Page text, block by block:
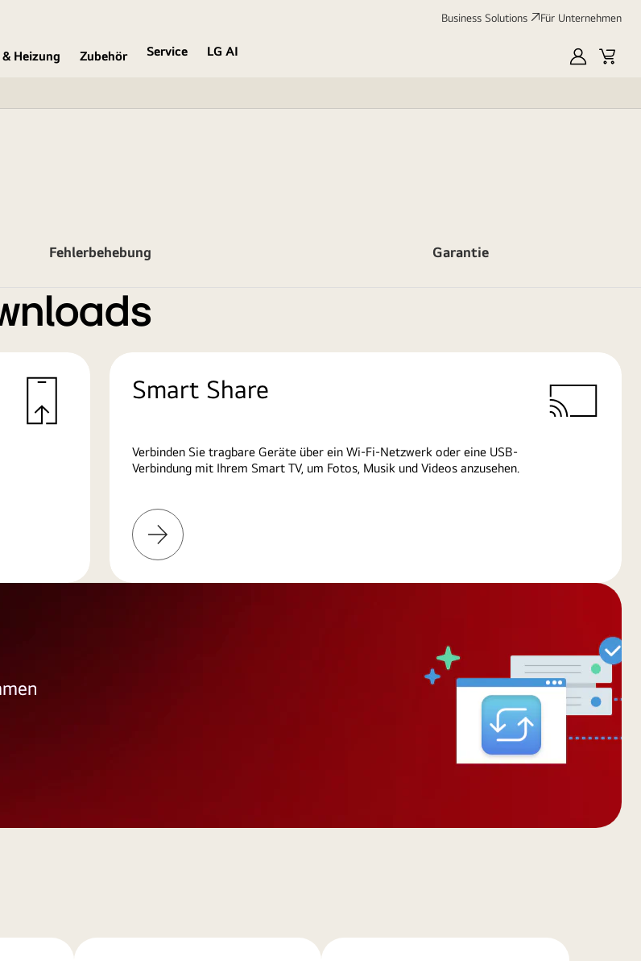
Business Solutions Für Unternehmen
Heizung Zubehör Service
LG AI
MyLGCart
Fehlerbehebung Garantie
Smart Share
Verbinden Sie tragbare Geräte über ein Wi-Fi-Netzwerk oder eine USB-
Verbindung mit Ihrem Smart TV, um Fotos, Musik und Videos anzusehen.
Weitere
Informationen